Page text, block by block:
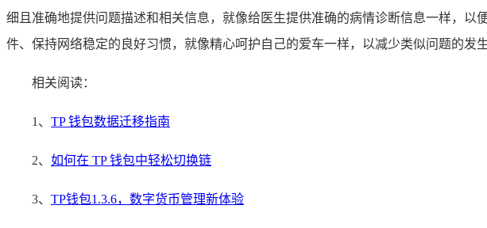
细且准确地提供问题描述和相关信息，就像给医生提供准确的病情诊断信息一样，
件、保持网络稳定的良好习惯，就像精心呵护自己的爱车一样，以减少类似问题的发
相关阅读：
1、 TP 钱包数据迁移指南
2、 如何在 TP 钱包中轻松切换链
3、 TP钱包1.3.6，数字货币管理新体验